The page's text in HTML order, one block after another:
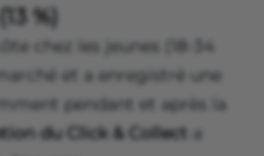
%)
chez les jeunes (18-34
et a enregistré une
pendant et après la
du Click & Collect a